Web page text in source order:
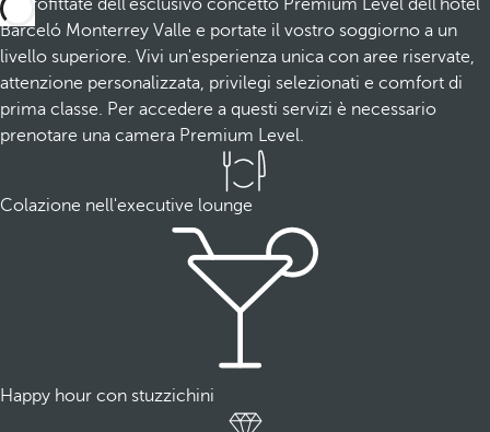
Approfittate dell'esclusivo concetto Premium Level dell'hotel
Barceló Monterrey Valle e portate il vostro soggiorno a un
livello superiore. Vivi un'esperienza unica con aree riservate,
attenzione personalizzata, privilegi selezionati e comfort di
prima classe. Per accedere a questi servizi è necessario
prenotare una camera Premium Level.
Colazione nell'executive lounge
Happy hour con stuzzichini